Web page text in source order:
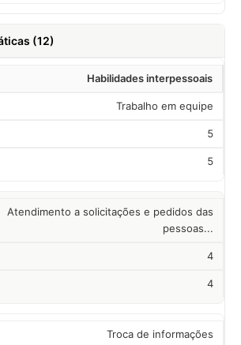
(12)
Habilidades interpessoais
Trabalho em equipe
5
5
Atendimento a solicitações e pedidos das
pessoas...
4
4
Troca de informações